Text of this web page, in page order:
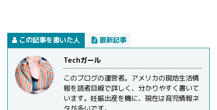
この記事を書いた人 最新記事
Techガール
このブログの運営者。アメリカの現地生活情
報を読者目線で詳しく、分かりやすく書いて
います。妊娠出産を機に、現在は育児情報ネ